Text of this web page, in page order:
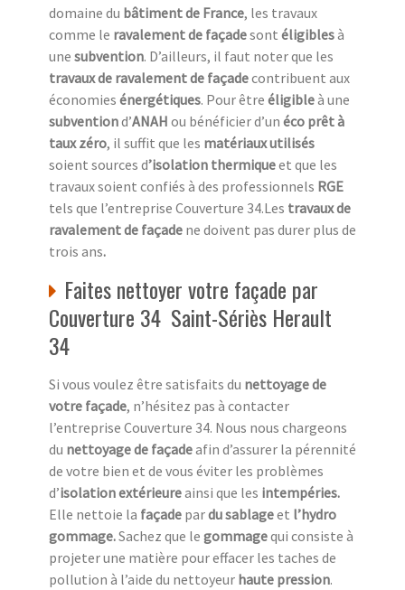
domaine du bâtiment de France, les travaux
comme le ravalement de façadesont éligiblesà
une subvention. D’ailleurs, il faut noter que les
travaux de ravalement de façadecontribuent aux
économies énergétiques. Pour être éligibleà une
subventiond’ANAH ou bénéficier d’un éco prêt à
taux zéro, il suffit que les matériaux utilisés
soient sources d’isolation thermiqueet que les
travaux soient confiés à des professionnels RGE
tels que l’entreprise Couverture 34.Les travaux de
ravalement de façade ne doivent pas durer plus de
trois ans.
Faites nettoyer votre façade par
Couverture 34 Saint-Sériès Herault
34
Si vous voulez être satisfaits du nettoyage de
votre façade, n’hésitez pas à contacter
l’entreprise Couverture 34. Nous nous chargeons
du nettoyage de façadeafin d’assurer la pérennité
de votre bien et de vous éviter les problèmes
d’isolation extérieureainsi que les intempéries.
Elle nettoie la façade pardu sablageet l’hydro
gommage.Sachez que le gommagequi consiste à
projeter une matière pour effacer les taches de
pollution à l’aide du nettoyeur haute pression.